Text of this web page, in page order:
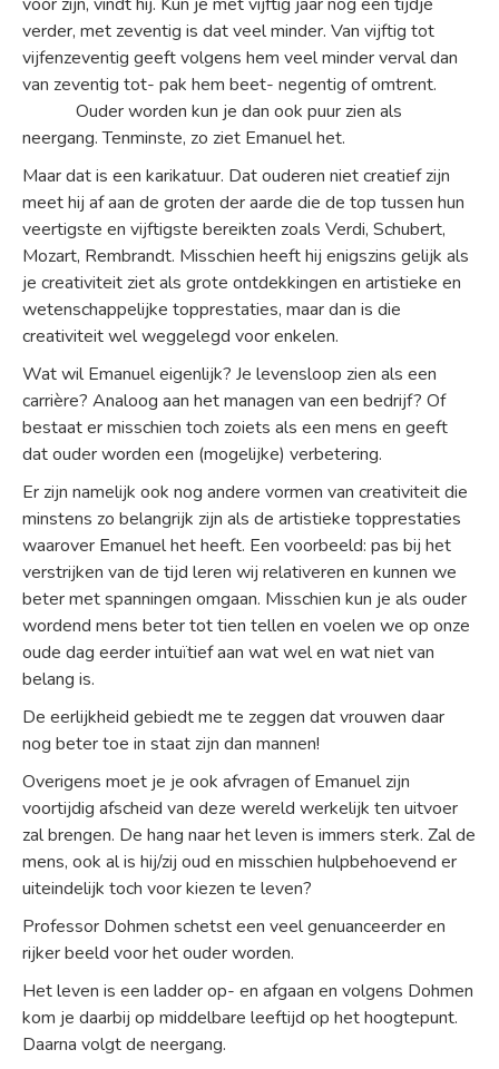
verder, met zeventig is dat veel minder. Van vijftig tot
vijfenzeventig geeft volgens hem veel minder verval dan
van zeventig tot- pak hem beet- negentig of omtrent.
Ouder worden kun je dan ook puur zien als
neergang. Tenminste, zo ziet Emanuel het.
Maar dat is een karikatuur. Dat ouderen niet creatief zijn
meet hij af aan de groten der aarde die de top tussen hun
veertigste en vijftigste bereikten zoals Verdi, Schubert,
Mozart, Rembrandt. Misschien heeft hij enigszins gelijk als
je creativiteit ziet als grote ontdekkingen en artistieke en
wetenschappelijke topprestaties, maar dan is die
creativiteit wel weggelegd voor enkelen.
Wat wil Emanuel eigenlijk? Je levensloop zien als een
carrière? Analoog aan het managen van een bedrijf? Of
bestaat er misschien toch zoiets als een mens en geeft
dat ouder worden een (mogelijke) verbetering.
Er zijn namelijk ook nog andere vormen van creativiteit die
minstens zo belangrijk zijn als de artistieke topprestaties
waarover Emanuel het heeft. Een voorbeeld: pas bij het
verstrijken van de tijd leren wij relativeren en kunnen we
beter met spanningen omgaan. Misschien kun je als ouder
wordend mens beter tot tien tellen en voelen we op onze
oude dag eerder intuïtief aan wat wel en wat niet van
belang is.
De eerlijkheid gebiedt me te zeggen dat vrouwen daar
nog beter toe in staat zijn dan mannen!
Overigens moet je je ook afvragen of Emanuel zijn
voortijdig afscheid van deze wereld werkelijk ten uitvoer
zal brengen. De hang naar het leven is immers sterk. Zal de
mens, ook al is hij/zij oud en misschien hulpbehoevend er
uiteindelijk toch voor kiezen te leven?
Professor Dohmen schetst een veel genuanceerder en
rijker beeld voor het ouder worden.
Het leven is een ladder op- en afgaan en volgens Dohmen
kom je daarbij op middelbare leeftijd op het hoogtepunt.
Daarna volgt de neergang.